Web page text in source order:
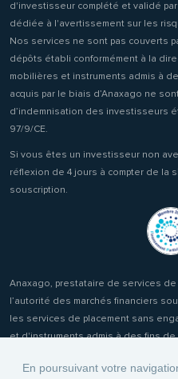
En poursuivant votre
d'investisseur complété et validé
dédiée à l'avertissement sur les
Nos services ne sont pas couverts
dépôts établi conformément à la
mobilières et instruments admis à
acquis par le biais d’Anaxago ne
d’indemnisation des investisseurs
97/9/CE.
Si vous êtes un investisseur non
réflexion de 4 jours à compter de la
souscription.
Anaxago, prestataire de services
l’autorité des marchés financiers
les services de placement sans
et d'instruments admis à des fins de